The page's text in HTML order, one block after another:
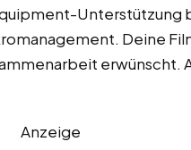
Unterstützung
Deine
erwünscht.
Anzeige